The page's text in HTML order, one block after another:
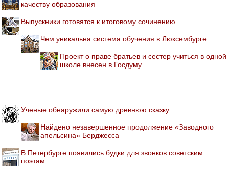
качеству образования
Выпускники готовятся к итоговому сочинению
Чем уникальна система обучения в Люксембурге
Проект о праве братьев и сестер учиться в одной
школе внесен в Госдуму
Ученые обнаружили самую древнюю сказку
Найдено незавершенное продолжение «Заводного
апельсина» Берджесса
В Петербурге появились будки для звонков советским
поэтам